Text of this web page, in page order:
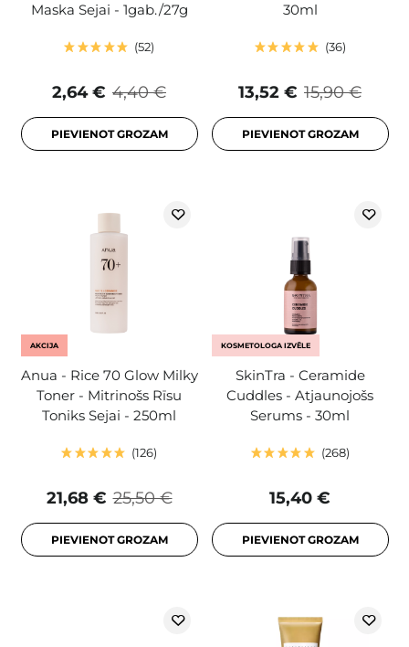
Maska Sejai - 1gab./27g
52
4,40 €
2,64 €
PIEVIENOT GROZAM
30ml
36
15,90 €
13,52 €
PIEVIENOT GROZAM
AKCIJA
Anua - Rice 70 Glow Milky
Toner - Mitrinošs Rīsu
Toniks Sejai - 250ml
126
25,50 €
21,68 €
PIEVIENOT GROZAM
KOSMETOLOGA IZVĒLE
SkinTra - Ceramide
Cuddles - Atjaunojošs
Serums - 30ml
268
15,40 €
PIEVIENOT GROZAM